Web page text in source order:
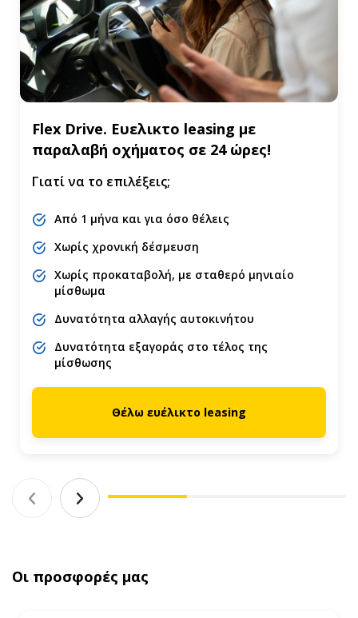
Flex Drive. Ευελικτο leasing με
παραλαβή οχήματος σε 24 ώρες!
Γιατί να το επιλέξεις;
Από 1 μήνα και για όσο θέλεις
Χωρίς χρονική δέσμευση
Χωρίς προκαταβολή, με σταθερό μηνιαίο
μίσθωμα
Δυνατότητα αλλαγής αυτοκινήτου
Δυνατότητα εξαγοράς στο τέλος της
μίσθωσης
Θέλω ευέλικτο leasing
Οι προσφορές μας